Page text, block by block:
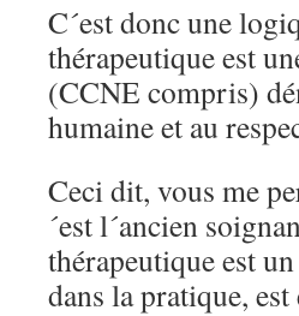
C´est donc une
thérapeutique est
(CCNE compris)
humaine et au
Ceci dit, vous me
´est l´ancien
thérapeutique est
dans la pratique,